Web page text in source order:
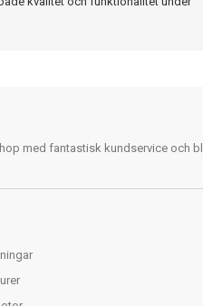
med fantastisk kundservice